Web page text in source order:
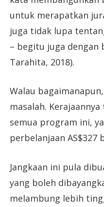
untuk merapatkan
juga tidak lupa
– begitu juga dengan
Tarahita, 2018).
Walau
masalah.
semua program ini,
perbelanjaan AS$327
Jangkaan ini pula
yang boleh
melambung lebih